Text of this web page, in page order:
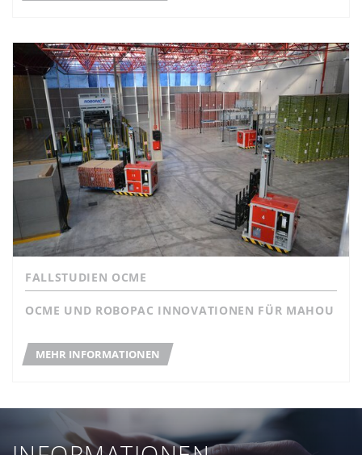
FALLSTUDIEN OCME
OCME UND ROBOPAC INNOVATIONEN FÜR MAHOU
MEHR INFORMATIONEN